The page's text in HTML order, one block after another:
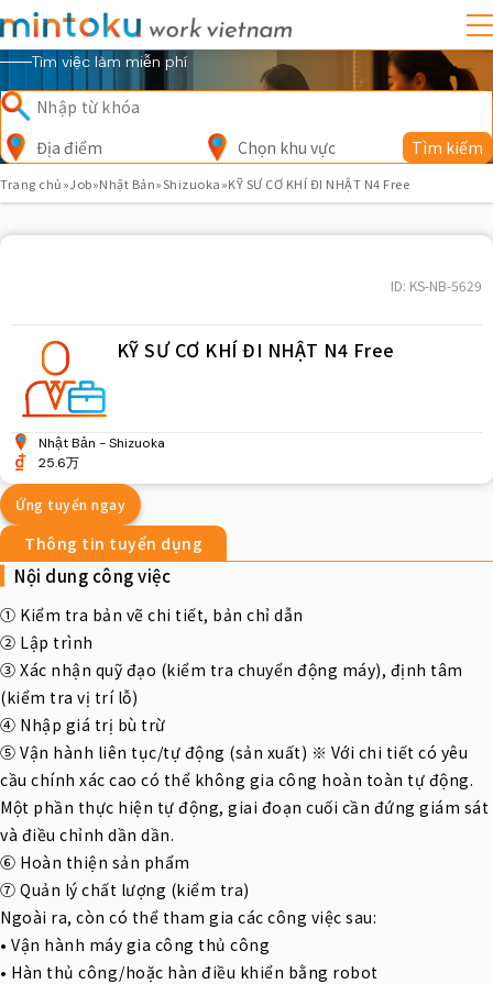
Tìm việc làm miễn phí
Địa điểm Chọn khu vực Tìm kiếm
Trang chủ»Job»Nhật Bản»Shizuoka»KỸ SƯ CƠ KHÍ ĐI NHẬT N4 Free
ID: KS-NB-5629
KỸ SƯ CƠ KHÍ ĐI NHẬT N4 Free
Nhật Bản
Shizuoka
25.6万
Ứng tuyển ngay
Thông tin tuyển dụng
Nội dung công việc
① Kiểm tra bản vẽ chi tiết, bản chỉ dẫn
② Lập trình
③ Xác nhận quỹ đạo (kiểm tra chuyển động máy), định tâm
(kiểm tra vị trí lỗ)
④ Nhập giá trị bù trừ
⑤ Vận hành liên tục/tự động (sản xuất) ※ Với chi tiết có yêu
cầu chính xác cao có thể không gia công hoàn toàn tự động.
Một phần thực hiện tự động, giai đoạn cuối cần đứng giám sát
và điều chỉnh dần dần.
⑥ Hoàn thiện sản phẩm
⑦ Quản lý chất lượng (kiểm tra)
Ngoài ra, còn có thể tham gia các công việc sau:
• Vận hành máy gia công thủ công
• Hàn thủ công/hoặc hàn điều khiển bằng robot